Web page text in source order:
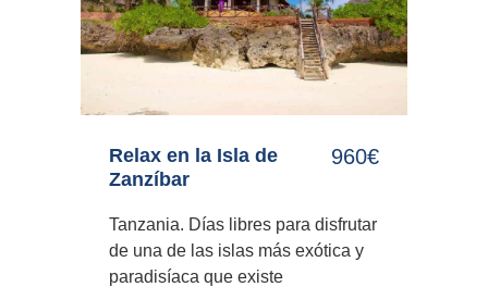
Relax en la Isla de
Zanzíbar
960€
Tanzania. Días libres para disfrutar
de una de las islas más exótica y
paradisíaca que existe